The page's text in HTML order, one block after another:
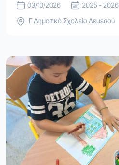
03/10/2026
2025 - 2026
Γ Δημοτικό Σχολείο Λεμεσού